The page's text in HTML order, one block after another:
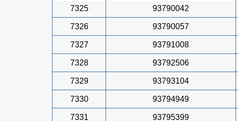
7325 93790042
7326 93790057
7327 93791008
7328 93792506
7329 93793104
7330 93794949
7331 93795399